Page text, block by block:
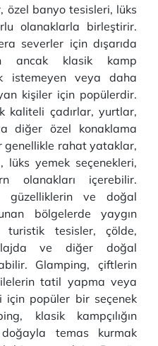
banyo tesisleri, lüks
olanaklarla birleştirir.
severler için dışarıda
ancak klasik kamp
istemeyen veya daha
kişiler için popülerdir.
kaliteli çadırlar, yurtlar,
diğer özel konaklama
genellikle rahat yataklar,
lüks yemek seçenekleri,
olanakları içerebilir.
güzelliklerin ve doğal
bölgelerde yaygın
tesisler, çölde,
ve diğer doğal
Glamping, çiftlerin
tatil yapma veya
için popüler bir seçenek
klasik kampçılığın
doğayla temas kurmak